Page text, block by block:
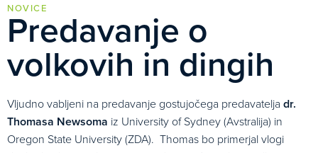
NOVICE
Predavanje o
volkovih in dingih
Vljudno vabljeni na predavanje gostujočega predavatelja dr.
Thomasa Newsoma iz University of Sydney (Avstralija) in
Oregon State University (ZDA). Thomas bo primerjal vlogi